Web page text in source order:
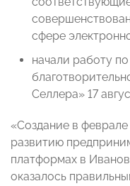
сфере
начали работу
Селлера» 17
«Создание в
развитию
платформах в
оказалось